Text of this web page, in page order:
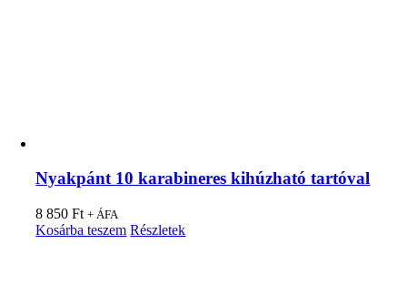
Nyakpánt 10 karabineres kihúzható tartóval
8 850Ft + ÁFA
Kosárba teszem Részletek